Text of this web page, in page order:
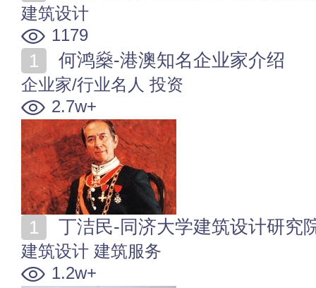
建筑设计
1179
何鸿燊-港澳知名企业家介绍
企业家/行业名人 投资
2.7w+
丁洁民-同济大学建筑设计研究
建筑设计 建筑服务
1.2w+